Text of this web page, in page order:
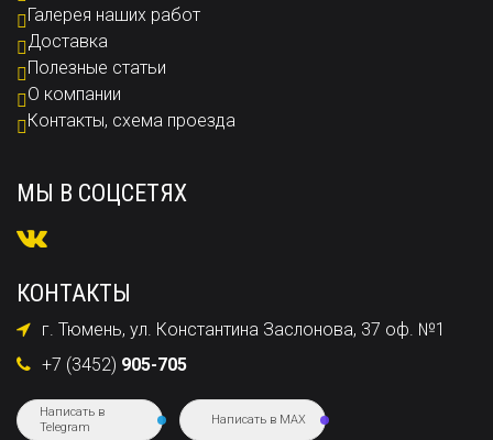
Галерея наших работ
Доставка
Полезные статьи
О компании
Контакты, схема проезда
МЫ В СОЦСЕТЯХ
КОНТАКТЫ
г. Тюмень, ул. Константина Заслонова, 37 оф. №1
+7 (3452) 905-705
Написать в
Telegram
Написать в MAX